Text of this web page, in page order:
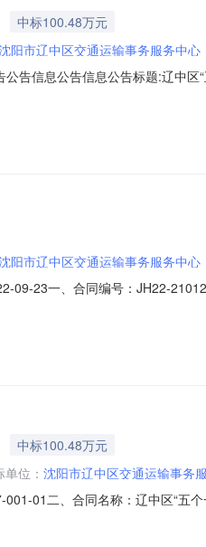
中标100.48万元
阳市辽中区交通运输事务服务中心
公告信息公告信息公告标题:辽中
工程”建设供应商名称：辽宁圣仕
阳市辽中区交通运输事务服务中心
09-23一、合同编号：JH22-
：辽宁省沈阳市浑南区世纪路2-5
中标100.48万元
位： 沈阳市辽中区交通运输事务
01二、合同名称：辽中区“五
式：13897941116六、合同主